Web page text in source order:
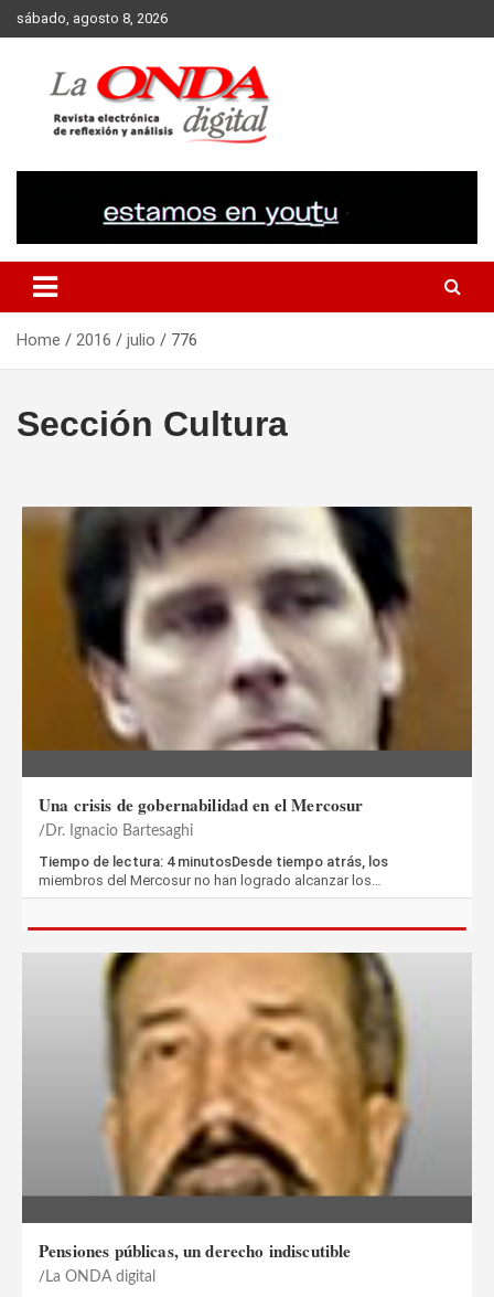
Skip
to
sábado, agosto 8, 2026
Home 2016 julio 776
Una crisis de gobernabilidad en el Mercosur
Dr. Ignacio Bartesaghi
Tiempo de lectura: 4 minutosDesde tiempo atrás, los
miembros del Mercosur no han logrado alcanzar los…
Pensiones públicas, un derecho indiscutible
La ONDA digital